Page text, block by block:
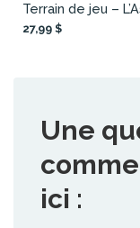
Terrain de jeu –
27,99 $
Une
ici :